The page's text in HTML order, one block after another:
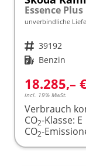
Essence
unverbindliche
Fahrzeugnr. 39192
Kraftstoff Benzin
18.285,–
incl. 19% MwSt.
Verbrauch
CO2-Klasse: E
CO2-